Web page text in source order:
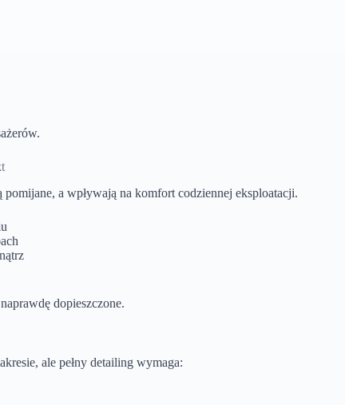
a wpływają na komfort codziennej eksploatacji.
dopieszczone.
ale pełny detailing wymaga: